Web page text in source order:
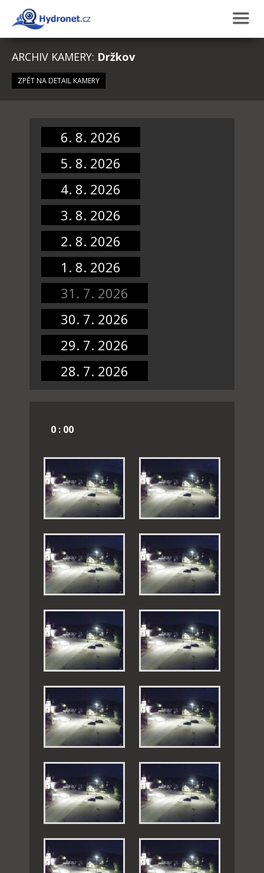
ARCHIV KAMERY: Držkov
ZPĚT NA DETAIL KAMERY
6. 8. 2026
5. 8. 2026
4. 8. 2026
3. 8. 2026
2. 8. 2026
1. 8. 2026
31. 7. 2026
30. 7. 2026
29. 7. 2026
28. 7. 2026
0 : 00